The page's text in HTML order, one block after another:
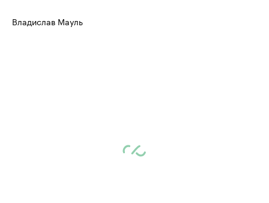
Владислав Мауль